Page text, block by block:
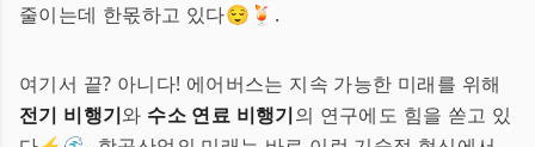
줄이는데 한몫하고 있다😌🍹.
여기서 끝? 아니다! 에어버스는 지속 가능한 미래를 위해
전기 비행기와 수소 연료 비행기의 연구에도 힘을 쏟고 있